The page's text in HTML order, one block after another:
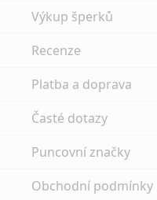
Výkup šperků
Recenze
Platba a doprava
Časté dotazy
Puncovní značky
Obchodní podmínky